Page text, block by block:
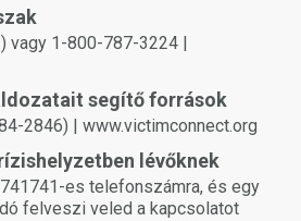
vagy 1-800-787-3224 |
segítő források
2846) | www.victimconnect.org
lévőknek
es telefonszámra, és egy
felveszi veled a kapcsolatot